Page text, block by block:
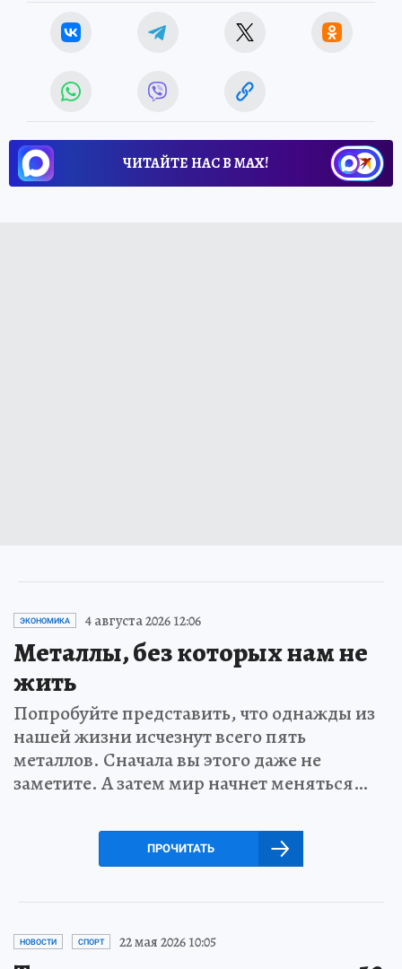
ЧИТАЙТЕ НАС В МАХ!
ЭКОНОМИКА 4 августа 2026 12:06
Металлы, без которых нам не
жить
Попробуйте представить, что однажды из
нашей жизни исчезнут всего пять
металлов. Сначала вы этого даже не
заметите. А затем мир начнет меняться…
ПРОЧИТАТЬ
НОВОСТИ СПОРТ 22 мая 2026 10:05